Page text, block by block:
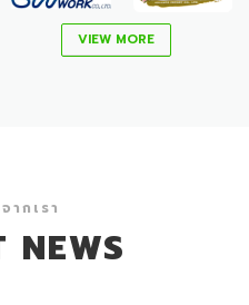
VIEW MORE
ากเรา
NEWS